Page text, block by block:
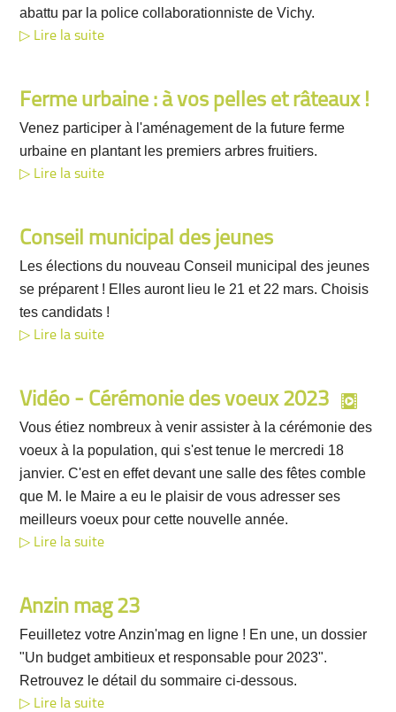
abattu par la police collaborationniste de Vichy.
Lire la suite
Ferme urbaine : à vos pelles et râteaux !
Venez participer à l'aménagement de la future ferme
urbaine en plantant les premiers arbres fruitiers.
Lire la suite
Conseil municipal des jeunes
Les élections du nouveau Conseil municipal des jeunes
se préparent ! Elles auront lieu le 21 et 22 mars. Choisis
tes candidats !
Lire la suite
Vidéo - Cérémonie des voeux 2023
Vous étiez nombreux à venir assister à la cérémonie des
voeux à la population, qui s'est tenue le mercredi 18
janvier. C'est en effet devant une salle des fêtes comble
que M. le Maire a eu le plaisir de vous adresser ses
meilleurs voeux pour cette nouvelle année.
Lire la suite
Anzin mag 23
Feuilletez votre Anzin'mag en ligne ! En une, un dossier
"Un budget ambitieux et responsable pour 2023".
Retrouvez le détail du sommaire ci-dessous.
Lire la suite